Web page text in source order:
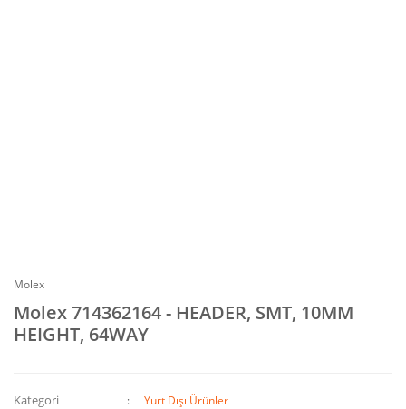
Molex
Molex 714362164 - HEADER, SMT, 10MM
HEIGHT, 64WAY
Kategori Yurt Dışı Ürünler